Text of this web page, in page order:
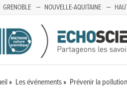
GRENOBLE NOUVELLE-AQUITAINE
Les événements Prévenir la